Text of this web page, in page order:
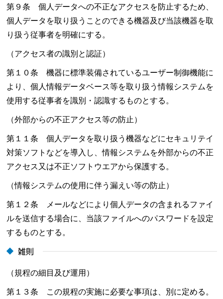
第９条 個人データへの不正なアクセスを防止するため、
個人データを取り扱うことのできる機器及び当該機器を取
り扱う従事者を明確にする。
（アクセス者の識別と認証）
第１０条 機器に標準装備されているユーザー制御機能に
より、個人情報データベース等を取り扱う情報システムを
使用する従事者を識別・認識するものとする。
（外部からの不正アクセス等の防止）
第１１条 個人データを取り扱う機器などにセキュリテイ
対策ソフトなどを導入し、情報システムを外部からの不正
アクセス又は不正ソフトウエアから保護する。
（情報システムの使用に伴う漏えい等の防止）
第１２条 メールなどにより個人データの含まれるファイ
ルを送信する場合に、当該ファイルへのパスワードを設定
するものとする。
雑則
（規程の細目及び運用）
第１３条 この規程の実施に必要な事項は、別に定める。